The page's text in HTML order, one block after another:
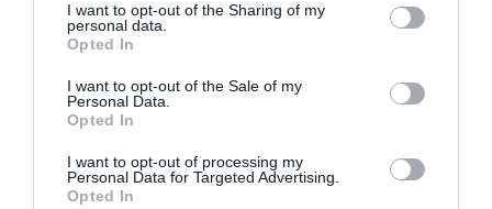
I want to opt-out of the Sharing of my
personal data.
Opted In
I want to opt-out of the Sale of my
Personal Data.
Opted In
I want to opt-out of processing my
Personal Data for Targeted Advertising.
Opted In